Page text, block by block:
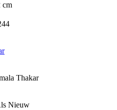
cm
Thakar
Nieuw